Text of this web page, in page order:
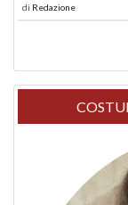
di Redazione